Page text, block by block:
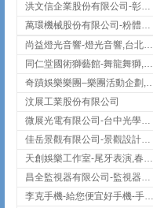
洪文信企業股份有限公司-彰化鋅合金鑄造,彰化五金加工,彰化五金配件
萬環機械股份有限公司-粉體塗裝設備,輸送機,輸送機設備,台南輸送機
尚益燈光音響-燈光音響,台北燈光音響,台北燈光音響出租
同仁堂國術獅藝館-舞龍舞獅,台中舞龍舞獅
奇蹟娛樂樂團–樂團活動企劃,台中樂
汶展工業股份有限公司
微展光電有限公司-台中光學鍍膜,optical filter taiwan,台灣光學鍍膜
佳岳景觀有限公司-景觀設計公司,台北景觀設計,台北景觀工程,中山區景觀設計
天創娛樂工作室-尾牙表演,春酒表演,板橋尾牙表演
昌全監視器有限公司-監視器安裝,高雄監視器安裝,鳳山區監視器安裝
李克手機-給您便宜好手機-手機收購,屏東手機收購